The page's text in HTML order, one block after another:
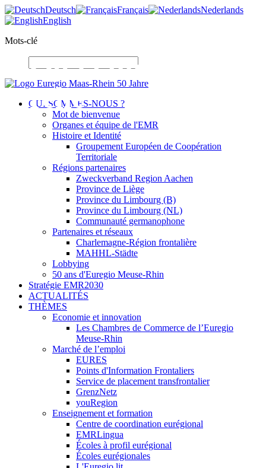
Deutsch Français
Nederlands
English
Mots-clé
QUI SOMMES-NOUS ?
Mot de bienvenue
Organes et équipe de l'EMR
Histoire et Identité
Groupement Européen de Coopération
Territoriale
Régions partenaires
Zweckverband Region Aachen
Province de Liège
Province du Limbourg (B)
Province du Limbourg (NL)
Communauté germanophone
Partenaires et réseaux
Charlemagne-Région frontalière
MAHHL-Städte
Lobbying
50 ans d'Euregio Meuse-Rhin
Stratégie EMR2030
ACTUALITÉS
THÈMES
Economie et innovation
Les Chambres de Commerce de l’Euregio
Meuse-Rhin
Marché de l’emploi
EURES
Points d'Information Frontaliers
Service de placement transfrontalier
GrenzNetz
youRegion
Enseignement et formation
Centre de coordination eurégional
EMRLingua
Écoles à profil eurégional
Écoles eurégionales
Où la diversité
relie